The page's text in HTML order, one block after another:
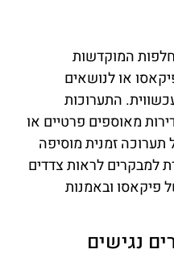
המוקדשות
או לנושאים
התערוכות
מאוספים פרטיים או
תערוכה זמנית מוסיפה
למבקרים לראות צדדים
פיקאסו ובאמנות
נגישים